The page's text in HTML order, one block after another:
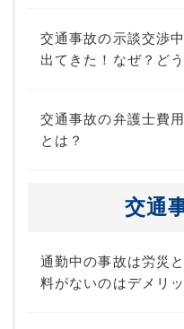
交通事故の示談交渉
出てきた！なぜ？ど
交通事故の弁護士費
とは？
交通
通勤中の事故は労災
料がないのはデメリ